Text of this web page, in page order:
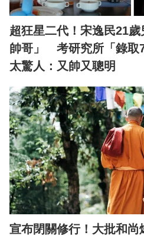
超狂星二代！宋逸民21
帥哥」 考研究所「錄取
太驚人：又帥又聰明
宣布閉關修行！大批和尚